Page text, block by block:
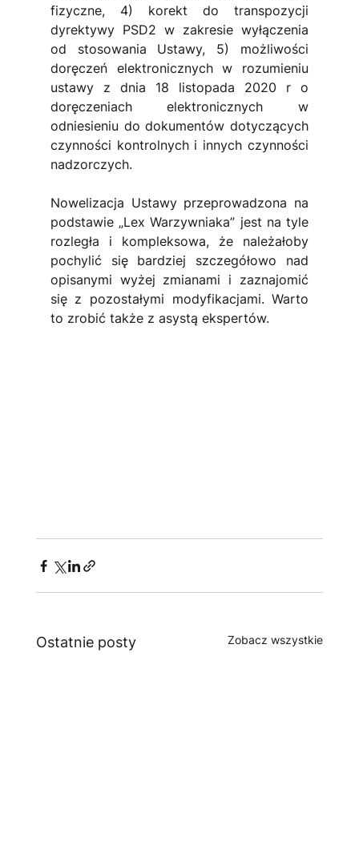
fizyczne, 4) korekt do transpozycji
dyrektywy PSD2 w zakresie wyłączenia
od stosowania Ustawy, 5) możliwości
doręczeń elektronicznych w rozumieniu
ustawy z dnia 18 listopada 2020 r o
doręczeniach elektronicznych w
odniesieniu do dokumentów dotyczących
czynności kontrolnych i innych czynności
nadzorczych.
Nowelizacja Ustawy przeprowadzona na
podstawie „Lex Warzywniaka” jest na tyle
rozległa i kompleksowa, że należałoby
pochylić się bardziej szczegółowo nad
opisanymi wyżej zmianami i zaznajomić
się z pozostałymi modyfikacjami. Warto
to zrobić także z asystą ekspertów.
Ostatnie posty Zobacz wszystkie